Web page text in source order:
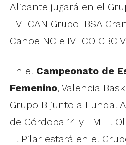
Alicante jugará en el
EVECAN Grupo IBSA
Canoe NC e IVECO CBC
En el Campeonato de
Femenino, Valencia
Grupo B junto a Fundal
de Córdoba 14 y EM El
El Pilar estará en el